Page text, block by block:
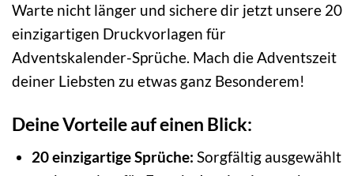
Warte nicht länger und sichere dir jetzt unsere 20
einzigartigen Druckvorlagen für
Adventskalender-Sprüche. Mach die Adventszeit
deiner Liebsten zu etwas ganz Besonderem!
Deine Vorteile auf einen Blick:
20 einzigartige Sprüche: Sorgfältig ausgewählt